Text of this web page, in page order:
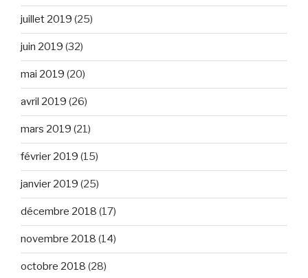
juillet 2019 (25)
juin 2019 (32)
mai 2019 (20)
avril 2019 (26)
mars 2019 (21)
février 2019 (15)
janvier 2019 (25)
décembre 2018 (17)
novembre 2018 (14)
octobre 2018 (28)